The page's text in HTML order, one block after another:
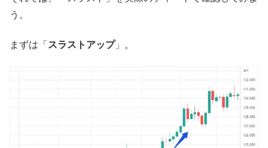
う。
まずは「 スラストアップ」。